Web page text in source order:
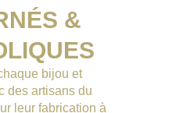
&
bijou et
des artisans du
leur fabrication à